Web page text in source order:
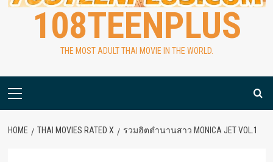
108TEENPLUS
THE MOST ADULT THAI MOVIE IN THE WORLD.
Primary
HOME THAI MOVIES RATED X รวมฮิตตำนานสาว MONICA JET VOL.1